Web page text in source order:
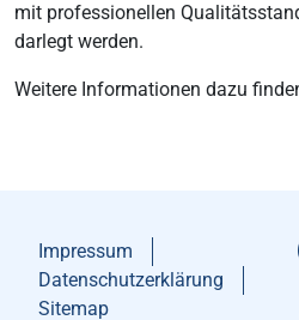
mit professionellen
darlegt werden.
Weitere Informationen dazu
Impressum
Datenschutzerklärung
Sitemap